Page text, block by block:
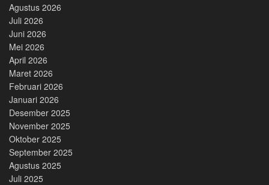
Agustus 2026
Juli 2026
Juni 2026
Mei 2026
April 2026
Maret 2026
Februari 2026
Januari 2026
Desember 2025
November 2025
Oktober 2025
September 2025
Agustus 2025
Juli 2025